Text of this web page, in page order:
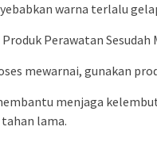
warna terlalu
Produk Perawatan Sesudah
mewarnai, gunakan
menjaga
lama.